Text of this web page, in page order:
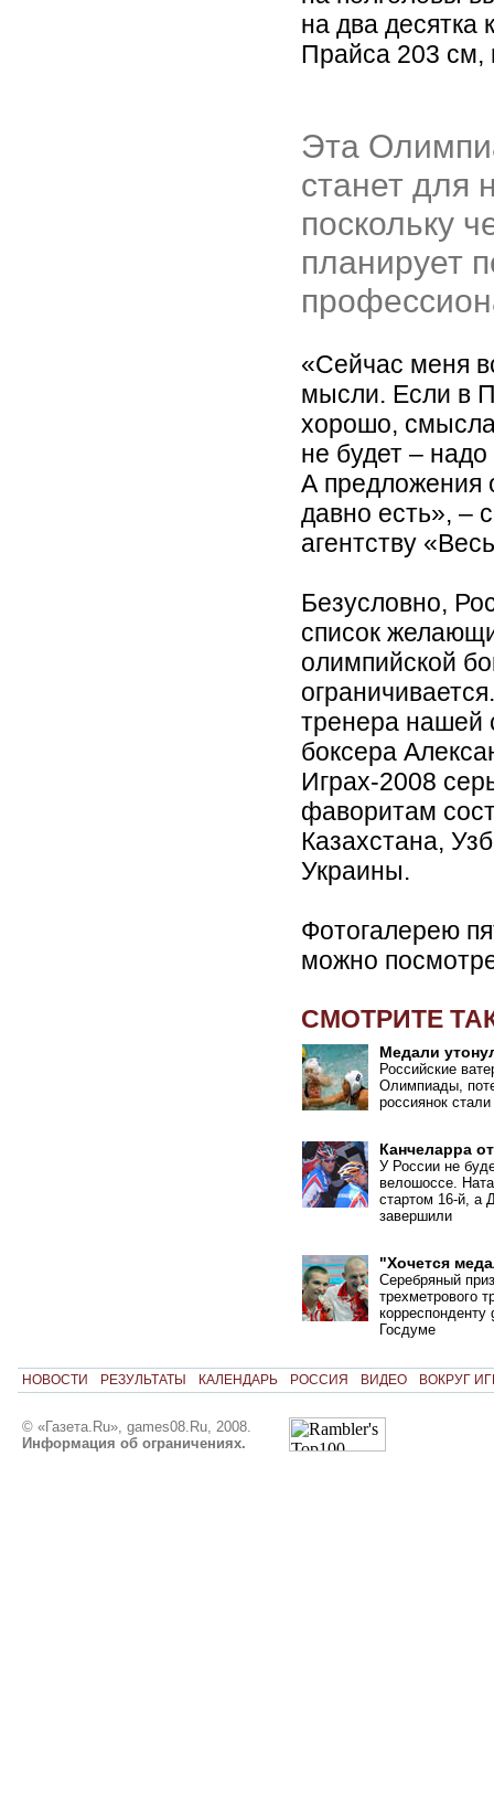
на два десятка
Прайса 203 см,
Эта
станет для
поскольку
планирует
«Сейчас меня
мысли. Если в
хорошо,
не будет –
А предложения
давно есть», –
агентству
Безусловно,
список
олимпийской
тренера нашей
боксера
Играх-2008
фаворитам
Казахстана,
Украины.
Фотогалерею
можно
СМОТРИТЕ
Медали
Российские
Олимпиады,
россиянок
Канчеларра
У России не
велошоссе.
стартом 16-й, а
завершили
"Хочется
Серебряный
трехметрового
Госдуме
НОВОСТИ РЕЗУЛЬТАТЫ КАЛЕНДАРЬ РОССИЯ ВИДЕО ВОКРУГ
© «Газета.Ru», games08.Ru, 2008.
Информация об ограничениях.